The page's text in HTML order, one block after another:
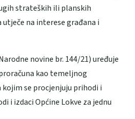
strateških ili planskih
na interese građana i
novine br. 144/21) uređuje
kao temeljnog
se procjenjuju prihodi i
i izdaci Općine Lokve za jednu